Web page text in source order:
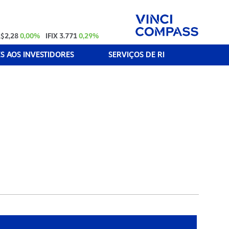
0,00% IFIX 3.771 0,29%
AOS INVESTIDORES SERVIÇOS DE RI